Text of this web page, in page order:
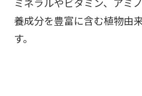
ミネラルやビタミン、アミ
養成分を豊富に含む植物由
す。